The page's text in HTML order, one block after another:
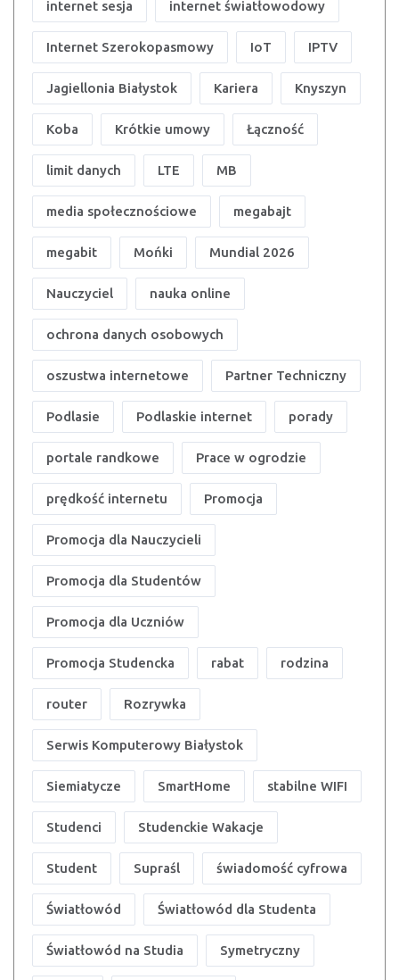
internet sesja internet światłowodowy
Internet Szerokopasmowy IoT IPTV
Jagiellonia Białystok Kariera Knyszyn
Koba Krótkie umowy Łączność
limit danych LTE MB
media społecznościowe megabajt
megabit Mońki Mundial 2026
Nauczyciel nauka online
ochrona danych osobowych
oszustwa internetowe Partner Techniczny
Podlasie Podlaskie internet porady
portale randkowe Prace w ogrodzie
prędkość internetu Promocja
Promocja dla Nauczycieli
Promocja dla Studentów
Promocja dla Uczniów
Promocja Studencka rabat rodzina
router Rozrywka
Serwis Komputerowy Białystok
Siemiatycze SmartHome stabilne WIFI
Studenci Studenckie Wakacje
Student Supraśl świadomość cyfrowa
Światłowód Światłowód dla Studenta
Światłowód na Studia Symetryczny